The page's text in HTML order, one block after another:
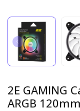
2E GAMING
ARGB